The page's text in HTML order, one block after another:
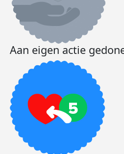
Aan eigen actie